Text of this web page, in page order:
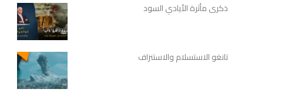
ذكرى مأثرة الأيادي السود
تانغو الاستسلام والاستنزاف